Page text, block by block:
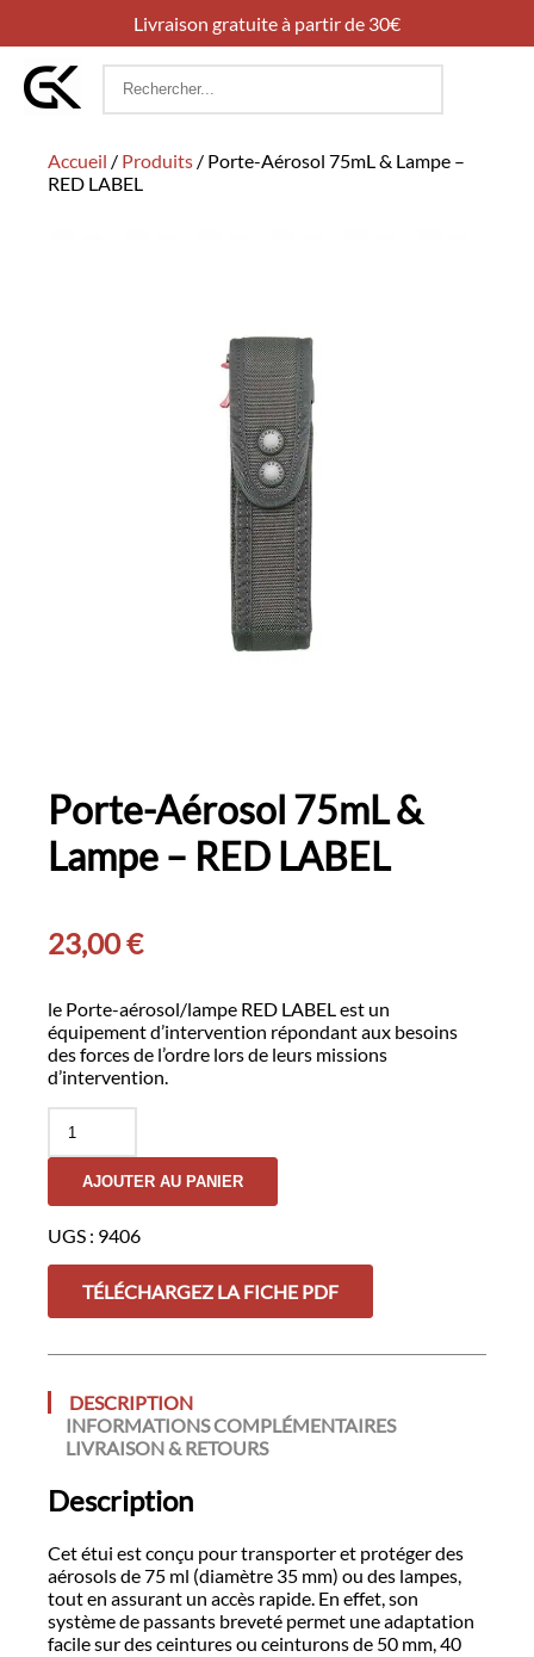
Livraison gratuite à partir de 30€
Rechercher
Accueil / Produits / Porte-Aérosol 75mL & Lampe –
RED LABEL
Porte-Aérosol 75mL &
Lampe – RED LABEL
23,00€
le Porte-aérosol/lampe RED LABEL est un
équipement d’intervention répondant aux besoins
des forces de l’ordre lors de leurs missions
d’intervention.
Porte-
Aérosol
75mL
&
LABEL
AJOUTER AU PANIER
UGS : 9406
TÉLÉCHARGEZ LA FICHE PDF
DESCRIPTION
INFORMATIONS COMPLÉMENTAIRES
LIVRAISON & RETOURS
Description
Cet étui est conçu pour transporter et protéger des
aérosols de 75 ml (diamètre 35 mm) ou des lampes,
tout en assurant un accès rapide. En effet, son
système de passants breveté permet une adaptation
facile sur des ceintures ou ceinturons de 50 mm, 40